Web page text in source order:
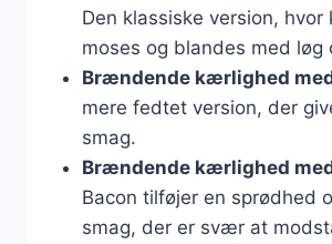
Den klassiske version, hvor
moses og blandes med løg
Brændende kærlighed
mere fedtet version, der
smag.
Brændende kærlighed
Bacon tilføjer en sprødhed
smag, der er svær at